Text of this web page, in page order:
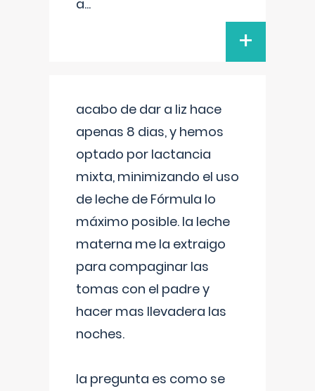
a...
+
acabo de dar a liz hace
apenas 8 dias, y hemos
optado por lactancia
mixta, minimizando el uso
de leche de Fórmula lo
máximo posible. la leche
materna me la extraigo
para compaginar las
tomas con el padre y
hacer mas llevadera las
noches.
la pregunta es como se